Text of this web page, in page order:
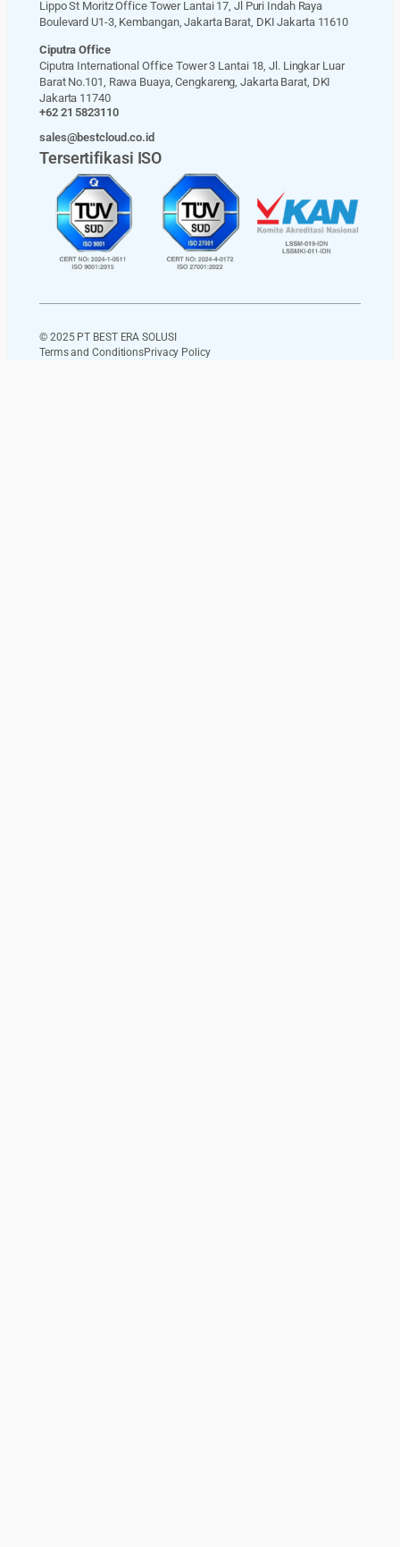
Lippo St Moritz Office Tower Lantai 17, Jl Puri Indah Raya
Boulevard U1-3, Kembangan, Jakarta Barat, DKI Jakarta 11610
Ciputra Office
Ciputra International Office Tower 3 Lantai 18, Jl. Lingkar Luar
Barat No.101, Rawa Buaya, Cengkareng, Jakarta Barat, DKI
Jakarta 11740
+62 21 5823110
sales@bestcloud.co.id
Tersertifikasi ISO
© 2025 PT BEST ERA SOLUSI
Terms and ConditionsPrivacy Policy